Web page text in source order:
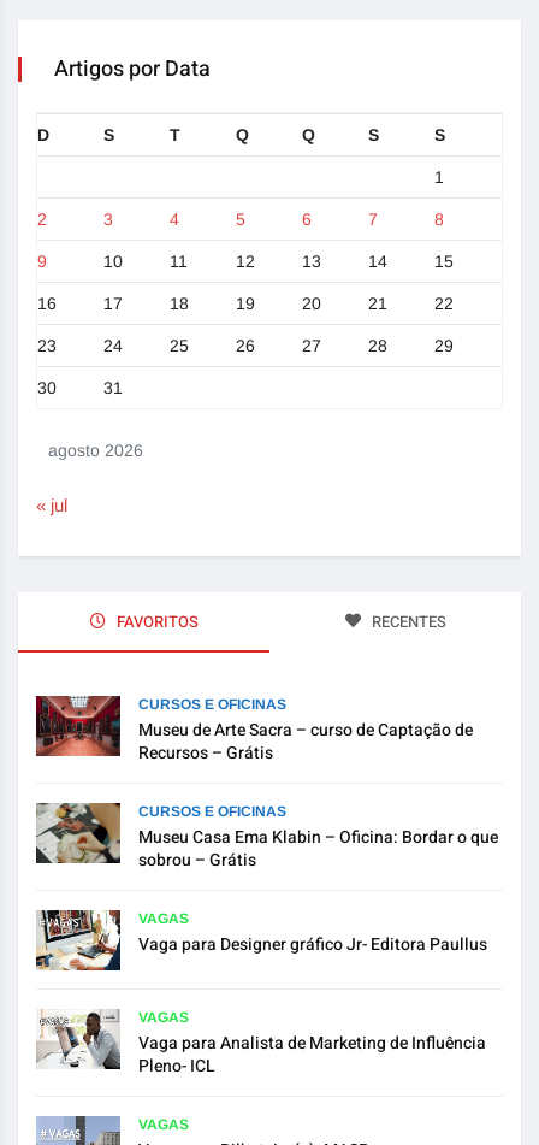
Artigos por Data
agosto 2026
D S T Q Q S S
1
2 3 4 5 6 7 8
9 10 11 12 13 14 15
16 17 18 19 20 21 22
23 24 25 26 27 28 29
30 31
« jul
FAVORITOS RECENTES
CURSOS E OFICINAS
Museu de Arte Sacra – curso de Captação de
Recursos – Grátis
CURSOS E OFICINAS
Museu Casa Ema Klabin – Oficina: Bordar o que
sobrou – Grátis
VAGAS
Vaga para Designer gráfico Jr- Editora Paullus
VAGAS
Vaga para Analista de Marketing de Influência
Pleno- ICL
VAGAS